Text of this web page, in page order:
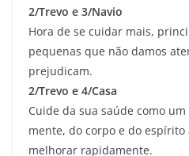
2/Trevo e 3/Navio
Hora de se cuidar mais,
pequenas que não damos
prejudicam.
2/Trevo e 4/Casa
Cuide da sua saúde como
mente, do corpo e do espírito
melhorar rapidamente.